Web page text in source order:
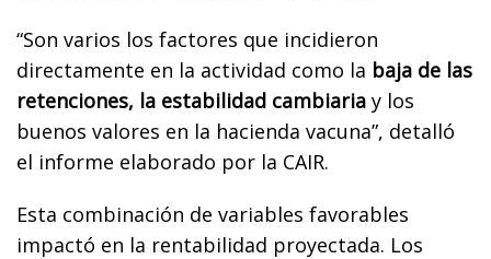
“Son varios los factores que incidieron
directamente en la actividad como la baja de las
retenciones, la estabilidad cambiaria y los
buenos valores en la hacienda vacuna”, detalló
el informe elaborado por la CAIR.
Esta combinación de variables favorables
impactó en la rentabilidad proyectada. Los